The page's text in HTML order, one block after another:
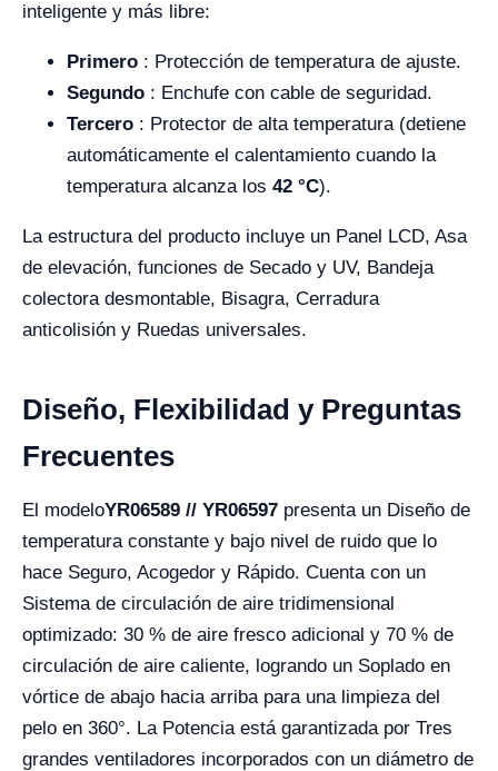
inteligente y más libre:
Primero : Protección de temperatura de ajuste.
Segundo : Enchufe con cable de seguridad.
Tercero : Protector de alta temperatura (detiene
automáticamente el calentamiento cuando la
temperatura alcanza los 42 °C).
La estructura del producto incluye un Panel LCD, Asa
de elevación, funciones de Secado y UV, Bandeja
colectora desmontable, Bisagra, Cerradura
anticolisión y Ruedas universales.
Diseño, Flexibilidad y Preguntas
Frecuentes
El modeloYR06589 // YR06597 presenta un Diseño de
temperatura constante y bajo nivel de ruido que lo
hace Seguro, Acogedor y Rápido. Cuenta con un
Sistema de circulación de aire tridimensional
optimizado: 30 % de aire fresco adicional y 70 % de
circulación de aire caliente, logrando un Soplado en
vórtice de abajo hacia arriba para una limpieza del
pelo en 360°. La Potencia está garantizada por Tres
grandes ventiladores incorporados con un diámetro de